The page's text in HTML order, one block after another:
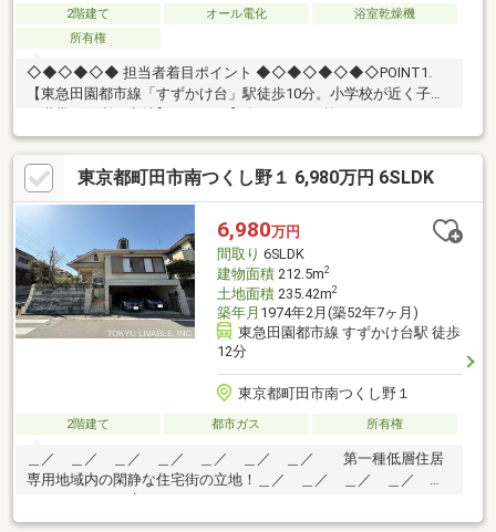
2階建て オール電化
浴室乾燥機
所有権
◇◆◇◆◇◆ 担当者着目ポイント ◆◇◆◇◆◇◆◇POINT1.
【東急田園都市線「すずかけ台」駅徒歩10分。小学校が近く子育
て世帯に便利な立地】POINT2.【ダイワハウス施工xevoシリー
ズ。外張り断熱と優れた耐震技術で安心の住まい】POINT3.【南
つくし野建築協約によるゆとりある街並み。敷地165㎡以上が保
たれた開放感】POINT4.【21.8帖の広々LDKとリビング階段。自然
と家族のコミュニケーションが深まります】
◇◆◇◆◇◆◇◆◇◆◇◆◇◆◇◆◇◆◇◆◇◆◇◆◇お問
合せは『スーモを見て』とお伝えいただくとスムーズです！～東
急リバブル までお問い合わせ下さい～
東京都町田市南つくし野１ 6,980万円 6SLDK
6,980万円
間取り 6SLDK
建物面積212.5m2
土地面積235.42m2
築年月 1974年2月(築52年7ヶ月)
東急田園都市線 すずかけ台駅 徒歩
12分
東京都町田市南つくし野１
2階建て 都市ガス 所有権
＿／ ＿／ ＿／ ＿／ ＿／ ＿／ ＿／ 第一種低層住居
専用地域内の閑静な住宅街の立地！＿／ ＿／ ＿／ ＿／ ＿
┗━━━━━━━━━━━━━━━━━━━・東急田園都市線